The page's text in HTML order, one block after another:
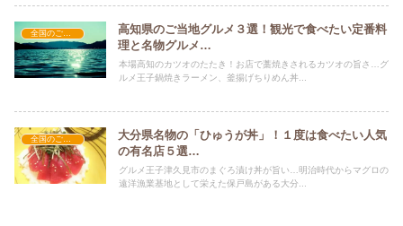
全国のご当地グルメ
高知県のご当地グルメ３選！観光で食べたい定番料
理と名物グルメ…
本場高知のカツオのたたき！お店で藁焼きされるカツオの旨さ…グ
ルメ王子鍋焼きラーメン、釜揚げちりめん丼...
全国のご当地グルメ
大分県名物の「ひゅうが丼」！１度は食べたい人気
の有名店５選…
グルメ王子津久見市のまぐろ漬け丼が旨い…明治時代からマグロの
遠洋漁業基地として栄えた保戸島がある大分...